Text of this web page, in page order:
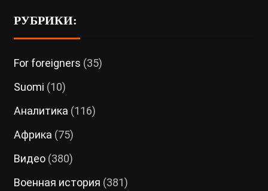
РУБРИКИ:
For foreigners (35)
Suomi (10)
Аналитика (116)
Африка (75)
Видео(380)
Военная история (381)